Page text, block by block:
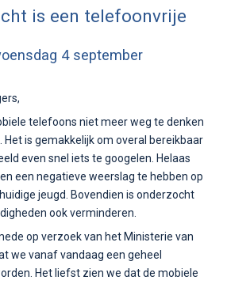
is een telefoonvrije
4 september
telefoons niet meer weg te denken
Het is gemakkelijk om overal bereikbaar
even snel iets te googelen. Helaas
een negatieve weerslag te hebben op
jeugd. Bovendien is onderzocht
ook verminderen.
op verzoek van het Ministerie van
we vanaf vandaag een geheel
Het liefst zien we dat de mobiele